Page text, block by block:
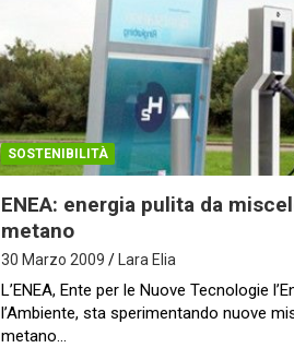
SOSTENIBILITÀ
ENEA: energia pulita da
metano
30 Marzo 2009 Lara Elia
L’ENEA, Ente per le Nuove Tecnologie
l’Ambiente, sta sperimentando nuove
metano…